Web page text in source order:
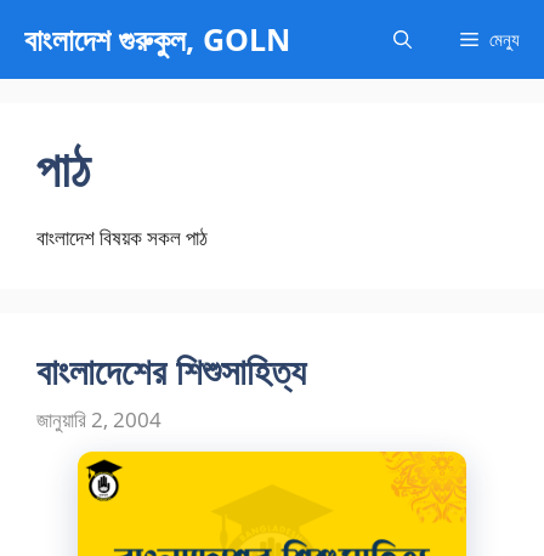
লেখায়
যান
বাংলাদেশ গুরুকুল, GOLN মেন্যু
পাঠ
বাংলাদেশ বিষয়ক সকল পাঠ
বাংলাদেশের শিশুসাহিত্য
জানুয়ারি 2, 2004